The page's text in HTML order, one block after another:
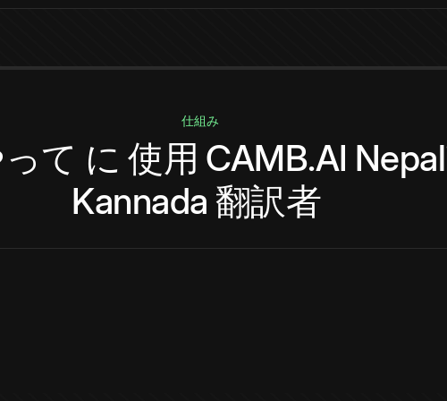
仕組み
て に 使用 CAMB.AI
Kannada 翻訳者